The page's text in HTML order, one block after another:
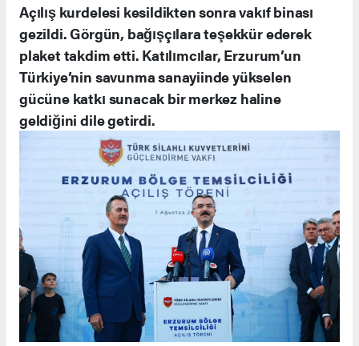
Açılış kurdelesi kesildikten sonra vakıf binası
gezildi. Görgün, bağışçılara teşekkür ederek
plaket takdim etti. Katılımcılar, Erzurum’un
Türkiye’nin savunma sanayiinde yükselen
gücüne katkı sunacak bir merkez haline
geldiğini dile getirdi.